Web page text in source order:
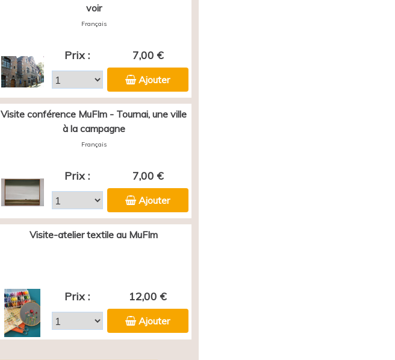
voir
Français
Prix : 7,00 €
Ajouter
Visite conférence MuFIm - Tournai, une ville
à la campagne
Français
Prix : 7,00 €
Ajouter
Visite-atelier textile au MuFIm
Prix : 12,00 €
Ajouter